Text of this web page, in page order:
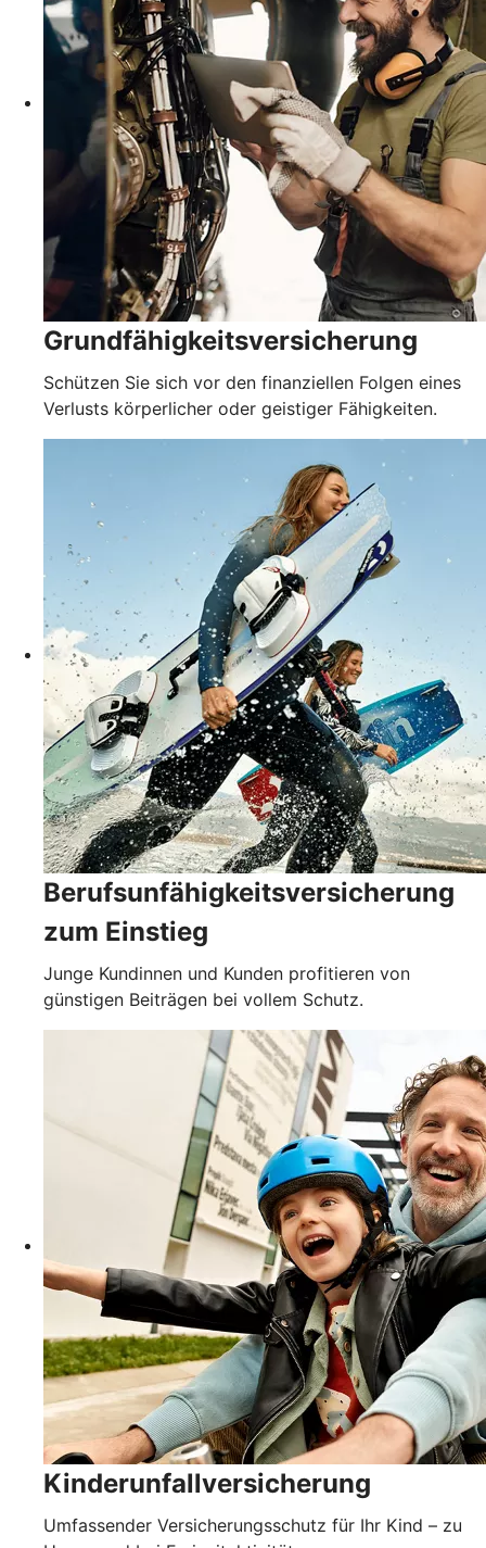
Grundfähigkeits­versicherung
Schützen Sie sich vor den finanziellen Folgen eines
Verlusts körperlicher oder geistiger Fähigkeiten.
Berufsunfähigkeits­versicherung
zum Einstieg
Junge Kundinnen und Kunden profitieren von
günstigen Beiträgen bei vollem Schutz.
Kinderunfallversicherung
Umfassender Versicherungsschutz für Ihr Kind – zu